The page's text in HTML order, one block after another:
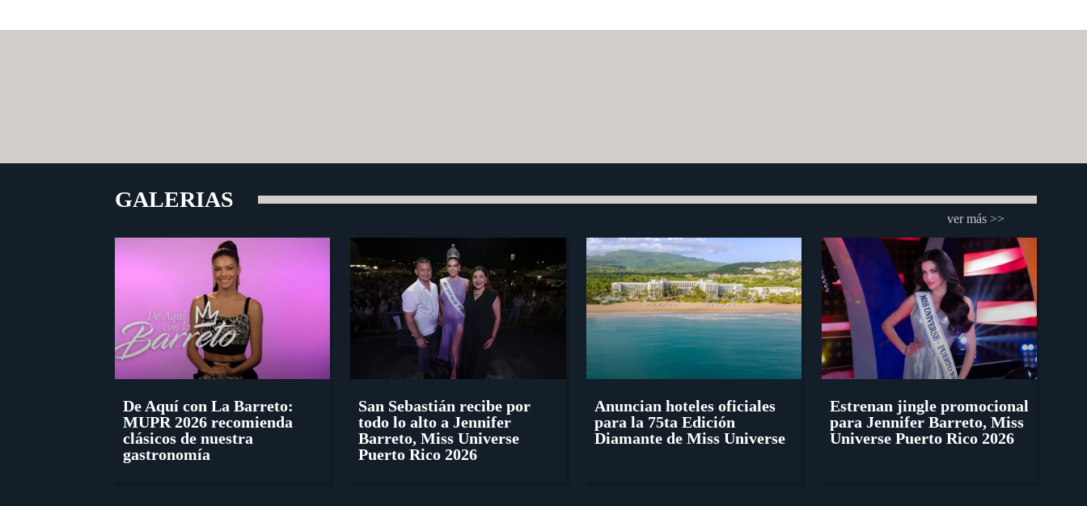
GALERIAS
ver más >>
De Aquí con La Barreto:
MUPR 2026 recomienda
clásicos de nuestra
gastronomía
San Sebastián recibe por
todo lo alto a Jennifer
Barreto, Miss Universe
Puerto Rico 2026
Anuncian hoteles oficiales
para la 75ta Edición
Diamante de Miss Universe
Estrenan jingle promocional
para Jennifer Barreto, Miss
Universe Puerto Rico 2026